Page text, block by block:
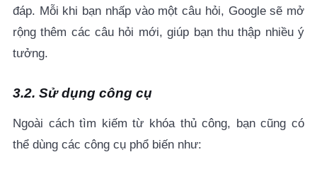
đáp. Mỗi khi bạn nhấp vào một câu hỏi, Google sẽ mở
rộng thêm các câu hỏi mới, giúp bạn thu thập nhiều ý
tưởng.
3.2. Sử dụng công cụ
Ngoài cách tìm kiếm từ khóa thủ công, bạn cũng có
thể dùng các công cụ phổ biến như: